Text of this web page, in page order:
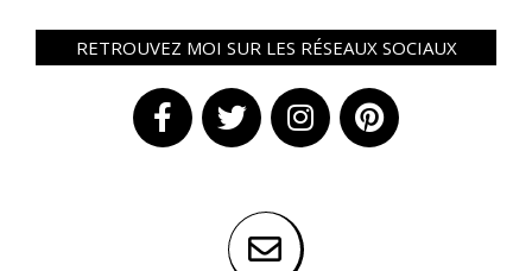
RETROUVEZ MOI SUR LES RÉSEAUX SOCIAUX